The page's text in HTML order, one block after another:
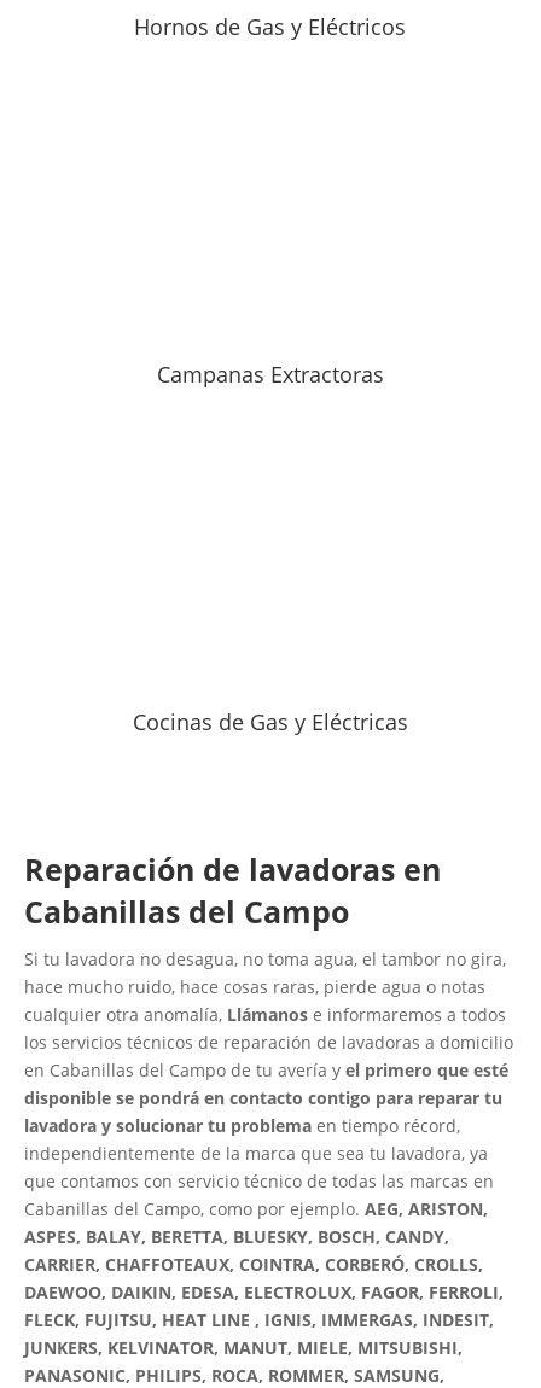
Hornos de Gas y Eléctricos
Campanas Extractoras
Cocinas de Gas y Eléctricas
Reparación de lavadoras en
Cabanillas del Campo
Si tu lavadora no desagua, no toma agua, el tambor no gira,
hace mucho ruido, hace cosas raras, pierde agua o notas
cualquier otra anomalía, Llámanos e informaremos a todos
los servicios técnicos de reparación de lavadoras a domicilio
en Cabanillas del Campo de tu avería y el primero que esté
disponible se pondrá en contacto contigo para reparar tu
lavadora y solucionar tu problema en tiempo récord,
independientemente de la marca que sea tu lavadora, ya
que contamos con servicio técnico de todas las marcas en
Cabanillas del Campo, como por ejemplo. AEG, ARISTON,
ASPES, BALAY, BERETTA, BLUESKY, BOSCH, CANDY,
CARRIER, CHAFFOTEAUX, COINTRA, CORBERÓ, CROLLS,
DAEWOO, DAIKIN, EDESA, ELECTROLUX, FAGOR, FERROLI,
FLECK, FUJITSU, HEAT LINE , IGNIS, IMMERGAS, INDESIT,
JUNKERS, KELVINATOR, MANUT, MIELE, MITSUBISHI,
PANASONIC, PHILIPS, ROCA, ROMMER, SAMSUNG,